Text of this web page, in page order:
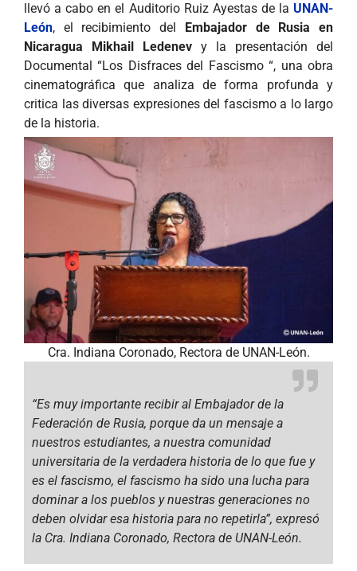
llevó a cabo en el Auditorio Ruiz Ayestas de la UNAN-
León, el recibimiento del
Embajador de Rusia en
Nicaragua Mikhail Ledenev y la presentación del
Documental “Los Disfraces del Fascismo “, una obra
cinematográfica que analiza de forma profunda y
critica las diversas expresiones del fascismo a lo largo
de la historia.
Cra. Indiana Coronado, Rectora de UNAN-León.
“Es muy importante recibir al Embajador de la
Federación de Rusia, porque da un mensaje a
nuestros estudiantes, a nuestra comunidad
universitaria de la verdadera historia de lo que fue y
es el fascismo, el fascismo ha sido una lucha para
dominar a los pueblos y nuestras generaciones no
deben olvidar esa historia para no repetirla”, expresó
la Cra. Indiana Coronado, Rectora de UNAN-León.